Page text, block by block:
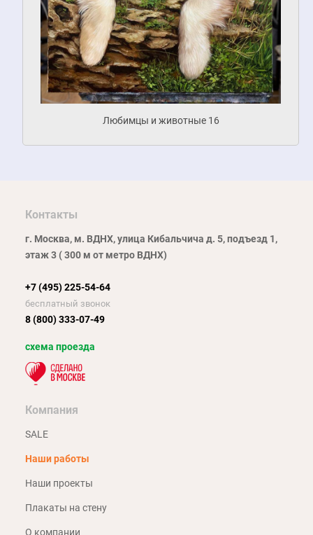
Любимцы и животные 16
Контакты
г. Москва, м. ВДНХ, улица Кибальчича д. 5, подъезд 1,
этаж 3 ( 300 м от метро ВДНХ)
+7 (495) 225-54-64
бесплатный звонок
8 (800) 333-07-49
схема проезда
Компания
SALE
Наши работы
Наши проекты
Плакаты на стену
О компании